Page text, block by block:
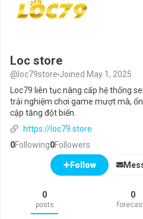
Loc store
@loc79store Joined May 1, 2025
Loc79 liên tục nâng cấp hệ thống
trải nghiệm chơi game mượt mà,
cập tăng đột biến.
https://loc79.store
0Following0Followers
Follow
0
posts
0